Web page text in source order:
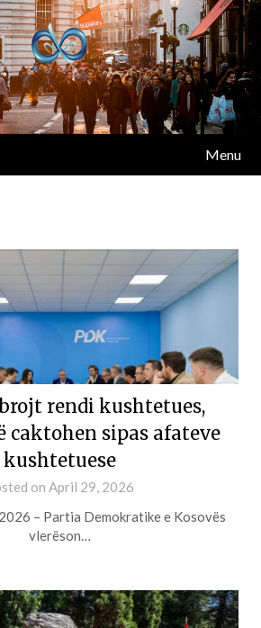
Menu
rendi kushtetues,
caktohen sipas afateve
kushtetuese
on April 29, 2026
– Partia Demokratike e Kosovës
vlerëson…